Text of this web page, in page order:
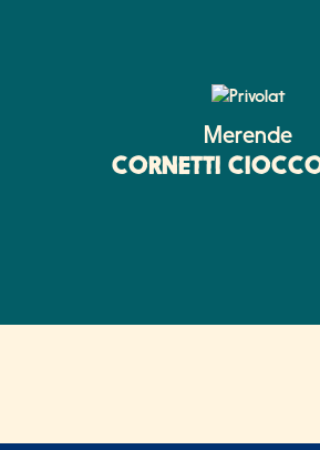
Merende
CORNETTI